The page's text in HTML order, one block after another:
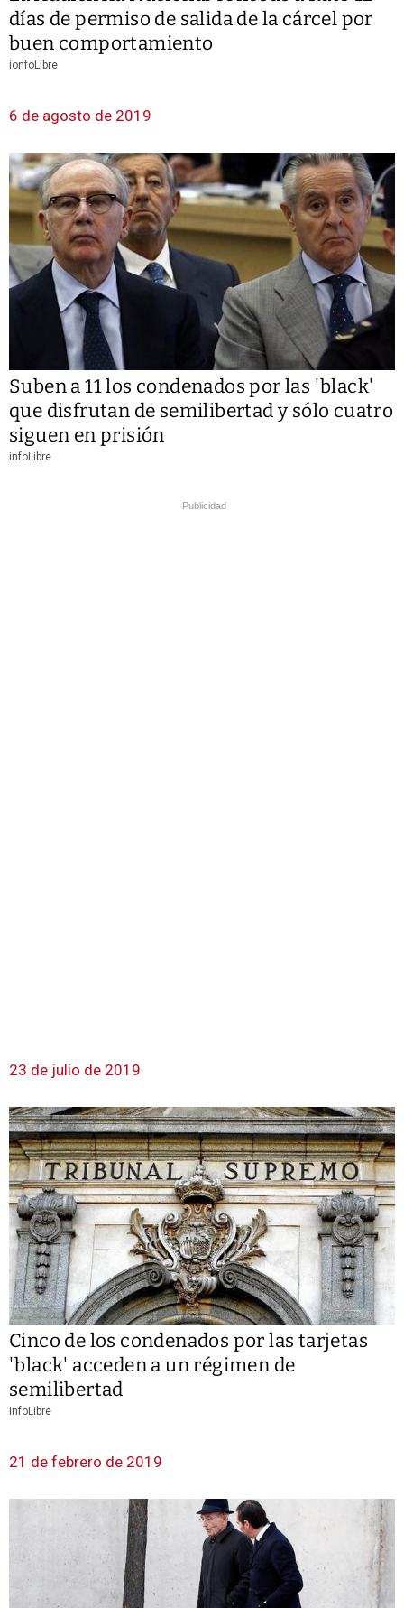
días de permiso de salida de la cárcel por
buen comportamiento
ionfoLibre
6 de agosto de 2019
Suben a 11 los condenados por las 'black'
que disfrutan de semilibertad y sólo cuatro
siguen en prisión
infoLibre
Publicidad
23 de julio de 2019
Cinco de los condenados por las tarjetas
'black' acceden a un régimen de
semilibertad
infoLibre
21 de febrero de 2019